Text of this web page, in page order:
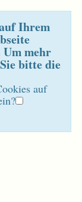
Ihrem
mehr
bitte die
auf